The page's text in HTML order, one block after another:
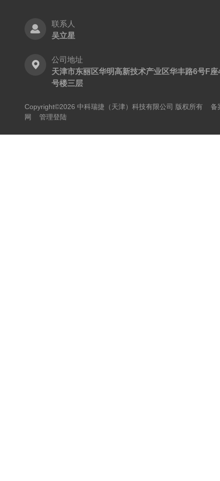
联系人
吴立星
公司地址
天津市东丽区华明高新技术产业区华丰路6号F座
号楼三层
Copyright©2026 中科瑞捷（天津）科技有限公司 版权所有 备
网
管理登陆